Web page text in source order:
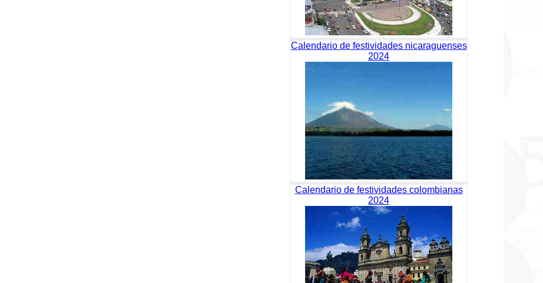
Calendario de festividades nicaraguenses
2024
Calendario de festividades colombianas
2024